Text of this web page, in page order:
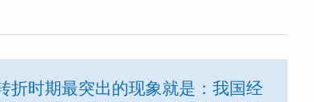
折时期最突出的现象就是：我国经